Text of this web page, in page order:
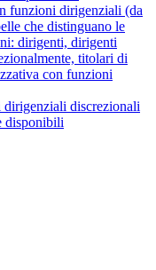
funzioni dirigenziali (da
che distinguano le
dirigenti, dirigenti
titolari di
con funzioni
discrezionali
disponibili